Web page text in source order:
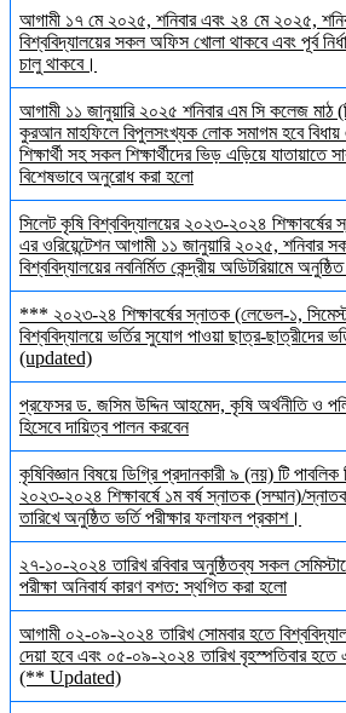
আগামী ১৭ মে ২০২৫, শনিবার এবং ২৪ মে ২০২৫,
বিশ্ববিদ্যালয়ের সকল অফিস খোলা থাকবে এবং পূর্ব
চালু থাকবে।
আগামী ১১ জানুয়ারি ২০২৫ শনিবার এম সি কলেজ মাঠ
কুরআন মাহফিলে বিপুলসংখ্যক লোক সমাগম হবে
শিক্ষার্থী সহ সকল শিক্ষার্থীদের ভিড় এড়িয়ে
বিশেষভাবে অনুরোধ করা হলো
সিলেট কৃষি বিশ্ববিদ্যালয়ের ২০২৩-২০২৪ শিক্ষাবর্ষের
এর ওরিয়েন্টেশন আগামী ১১ জানুয়ারি ২০২৫, শনিবার
বিশ্ববিদ্যালয়ের নবনির্মিত কেন্দ্রীয় অডিটরিয়ামে
*** ২০২৩-২৪ শিক্ষাবর্ষের স্নাতক (লেভেল-১,
বিশ্ববিদ্যালয়ে ভর্তির সুযোগ পাওয়া ছাত্র-ছাত্রীদের
(updated)
প্রফেসর ড. জসিম উদ্দিন আহমেদ, কৃষি অর্থনীতি ও
হিসেবে দায়িত্ব পালন করবেন
কৃষিবিজ্ঞান বিষয়ে ডিগ্রি প্রদানকারী ৯ (নয়) টি
২০২৩-২০২৪ শিক্ষাবর্ষে ১ম বর্ষ স্নাতক (সম্মান)/
তারিখে অনুষ্ঠিত ভর্তি পরীক্ষার ফলাফল প্রকাশ।
২৭-১০-২০২৪ তারিখ রবিবার অনুষ্ঠিতব্য সকল
পরীক্ষা অনিবার্য কারণ বশত: স্থগিত করা হলো
আগামী ০২-০৯-২০২৪ তারিখ সোমবার হতে
দেয়া হবে এবং ০৫-০৯-২০২৪ তারিখ বৃহস্পতিবার হতে
(** Updated)